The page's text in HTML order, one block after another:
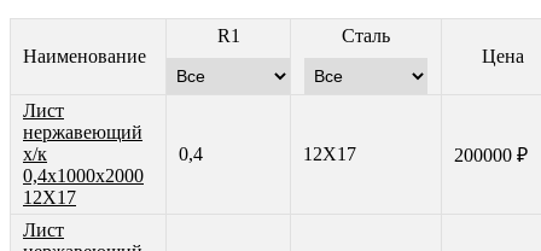
Наименование
R1
Сталь
Цена
Лист
нержавеющий
х/к
0,4х1000х2000
12Х17
0,4 12Х17 200000 ₽
Лист